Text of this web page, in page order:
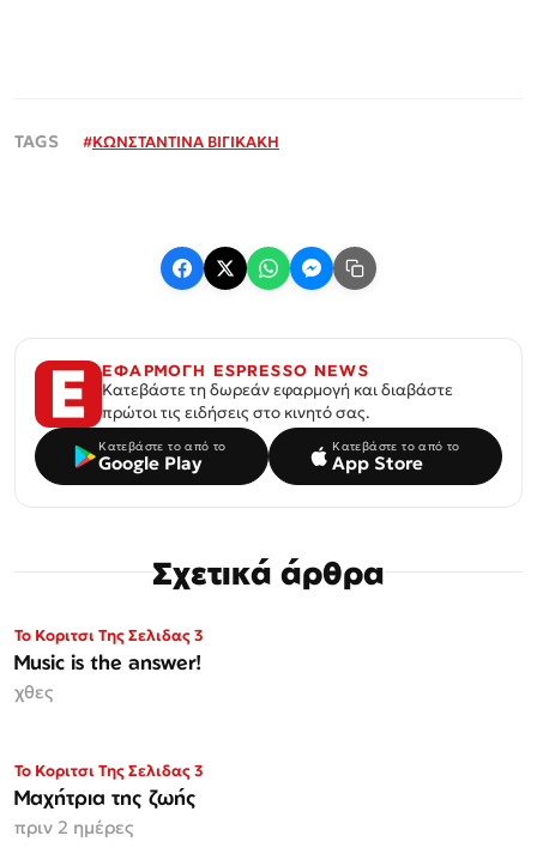
#ΚΩΝΣΤΑΝΤΙΝΑ ΒΙΓΙΚΑΚΗ
ΕΦΑΡΜΟΓΗ ESPRESSO NEWS
Κατεβάστε τη δωρεάν εφαρμογή και διαβάστε
πρώτοι τις ειδήσεις στο κινητό σας.
Κατεβάστε το από το
Google Play
Κατεβάστε το από το
App Store
Σχετικά άρθρα
Το Κοριτσι Της Σελιδας 3
Music is the answer!
χθες
Το Κοριτσι Της Σελιδας 3
Μαχήτρια της ζωής
πριν 2 ημέρες